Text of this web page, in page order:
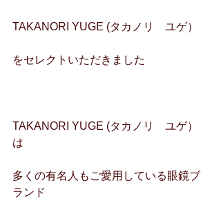
TAKANORI YUGE (タカノリ　ユゲ）
をセレクトいただきました
TAKANORI YUGE (タカノリ　ユゲ）
は
多くの有名人もご愛用している眼鏡ブ
ランド